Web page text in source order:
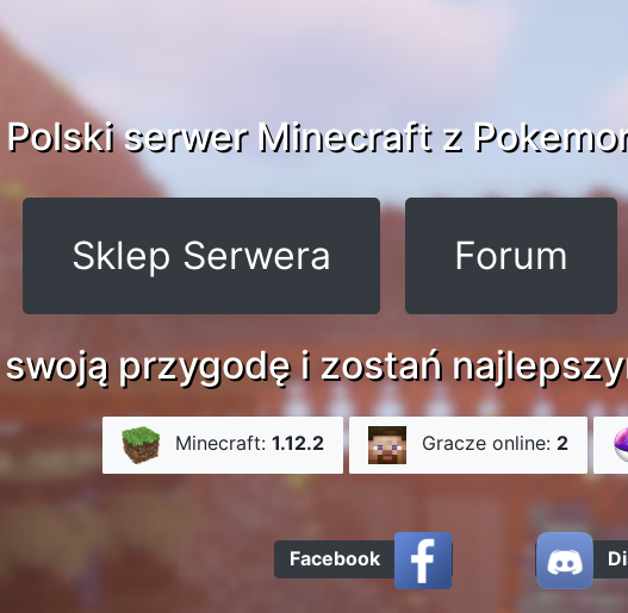
Polski serwer Minecraft z
Sklep Serwera Forum
przygodę i zostań
Minecraft: 1.12.2 Gracze online: 2
Facebook